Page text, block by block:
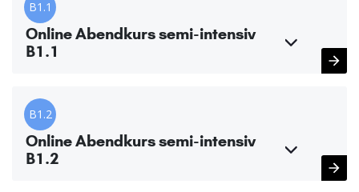
B1.1
Online Abendkurs semi-intensiv
B1.1
B1.2
Online Abendkurs semi-intensiv
B1.2